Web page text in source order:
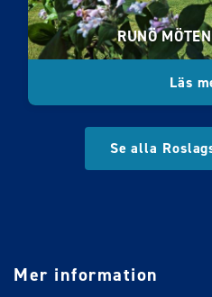
RUNÖ
Läs
Se alla
Mer information